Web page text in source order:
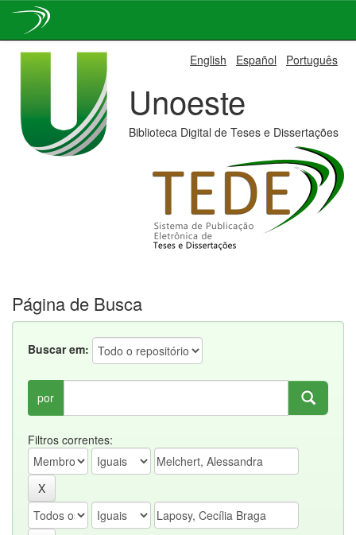
English Español Português
Unoeste
Biblioteca Digital de Teses e Dissertações
Página de Busca
Buscar em:
por
Filtros correntes: